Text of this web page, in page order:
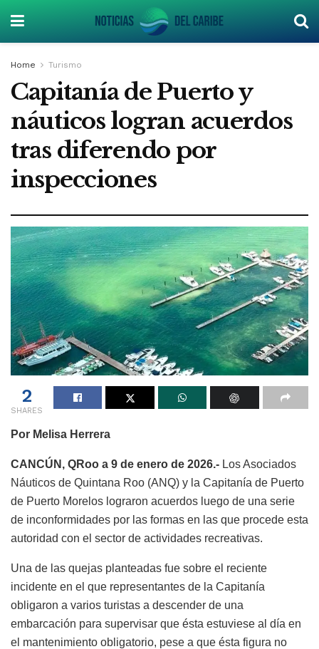
Home Turismo
Capitanía de Puerto y
náuticos logran acuerdos
tras diferendo por
inspecciones
2
SHARES
Por Melisa Herrera
CANCÚN, QRoo a 9 de enero de 2026.- Los Asociados
Náuticos de Quintana Roo (ANQ) y la Capitanía de Puerto
de Puerto Morelos lograron acuerdos luego de una serie
de inconformidades por las formas en las que procede esta
autoridad con el sector de actividades recreativas.
Una de las quejas planteadas fue sobre el reciente
incidente en el que representantes de la Capitanía
obligaron a varios turistas a descender de una
embarcación para supervisar que ésta estuviese al día en
el mantenimiento obligatorio, pese a que ésta figura no